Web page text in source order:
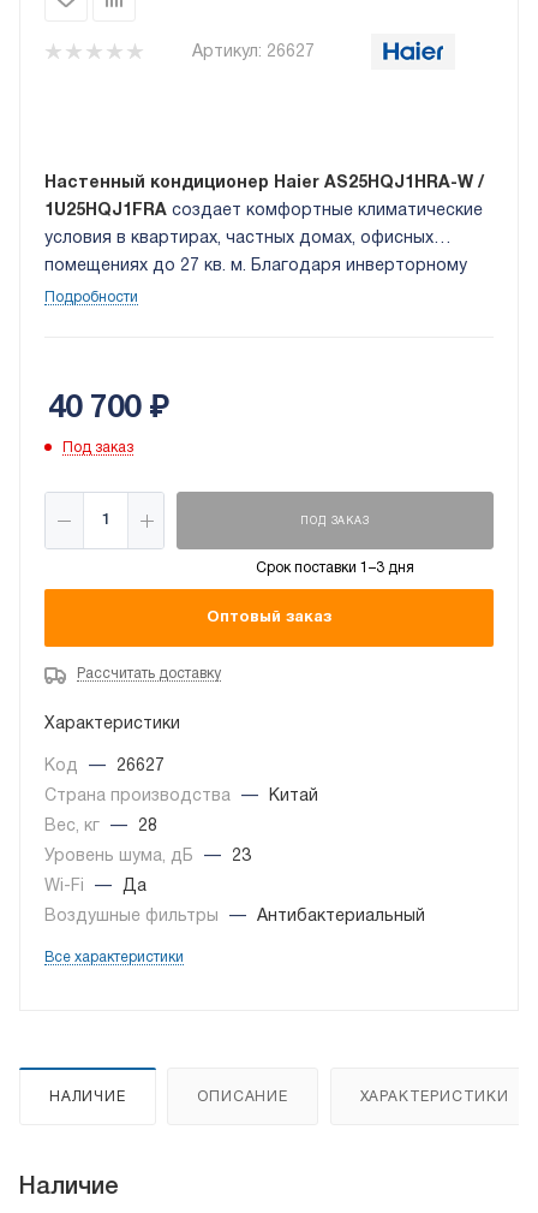
Артикул: 26627
Настенный кондиционер Haier AS25HQJ1HRA-W /
1U25HQJ1FRA создает комфортные климатические
условия в квартирах, частных домах, офисных
помещениях до 27 кв. м. Благодаря инверторному
компрессору с технологией A-Pam он быстро
Подробности
40 700₽
Под заказ
ПОД ЗАКАЗ
Срок поставки 1–3 дня
Оптовый заказ
Рассчитать доставку
Характеристики
Код —
26627
Страна производства
—
Китай
Вес, кг
—
28
Уровень шума, дБ
—
23
Wi-Fi
—
Да
Воздушные фильтры
— Антибактериальный
Все характеристики
НАЛИЧИЕ ОПИСАНИЕ ХАРАКТЕРИСТИКИ
Наличие